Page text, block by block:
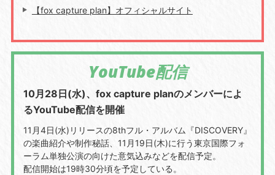
【fox capture plan】オフィシャルサイト
YouTube配信
10月28日(水)、fox capture planのメンバーによ
るYouTube配信を開催
11月4日(水)リリースの8thフル・アルバム『DISCOVERY』
の楽曲紹介や制作秘話、11月19日(木)に行う東京国際フォ
ーラム単独公演の向けた意気込みなどを配信予定。
配信開始は19時30分頃を予定している。